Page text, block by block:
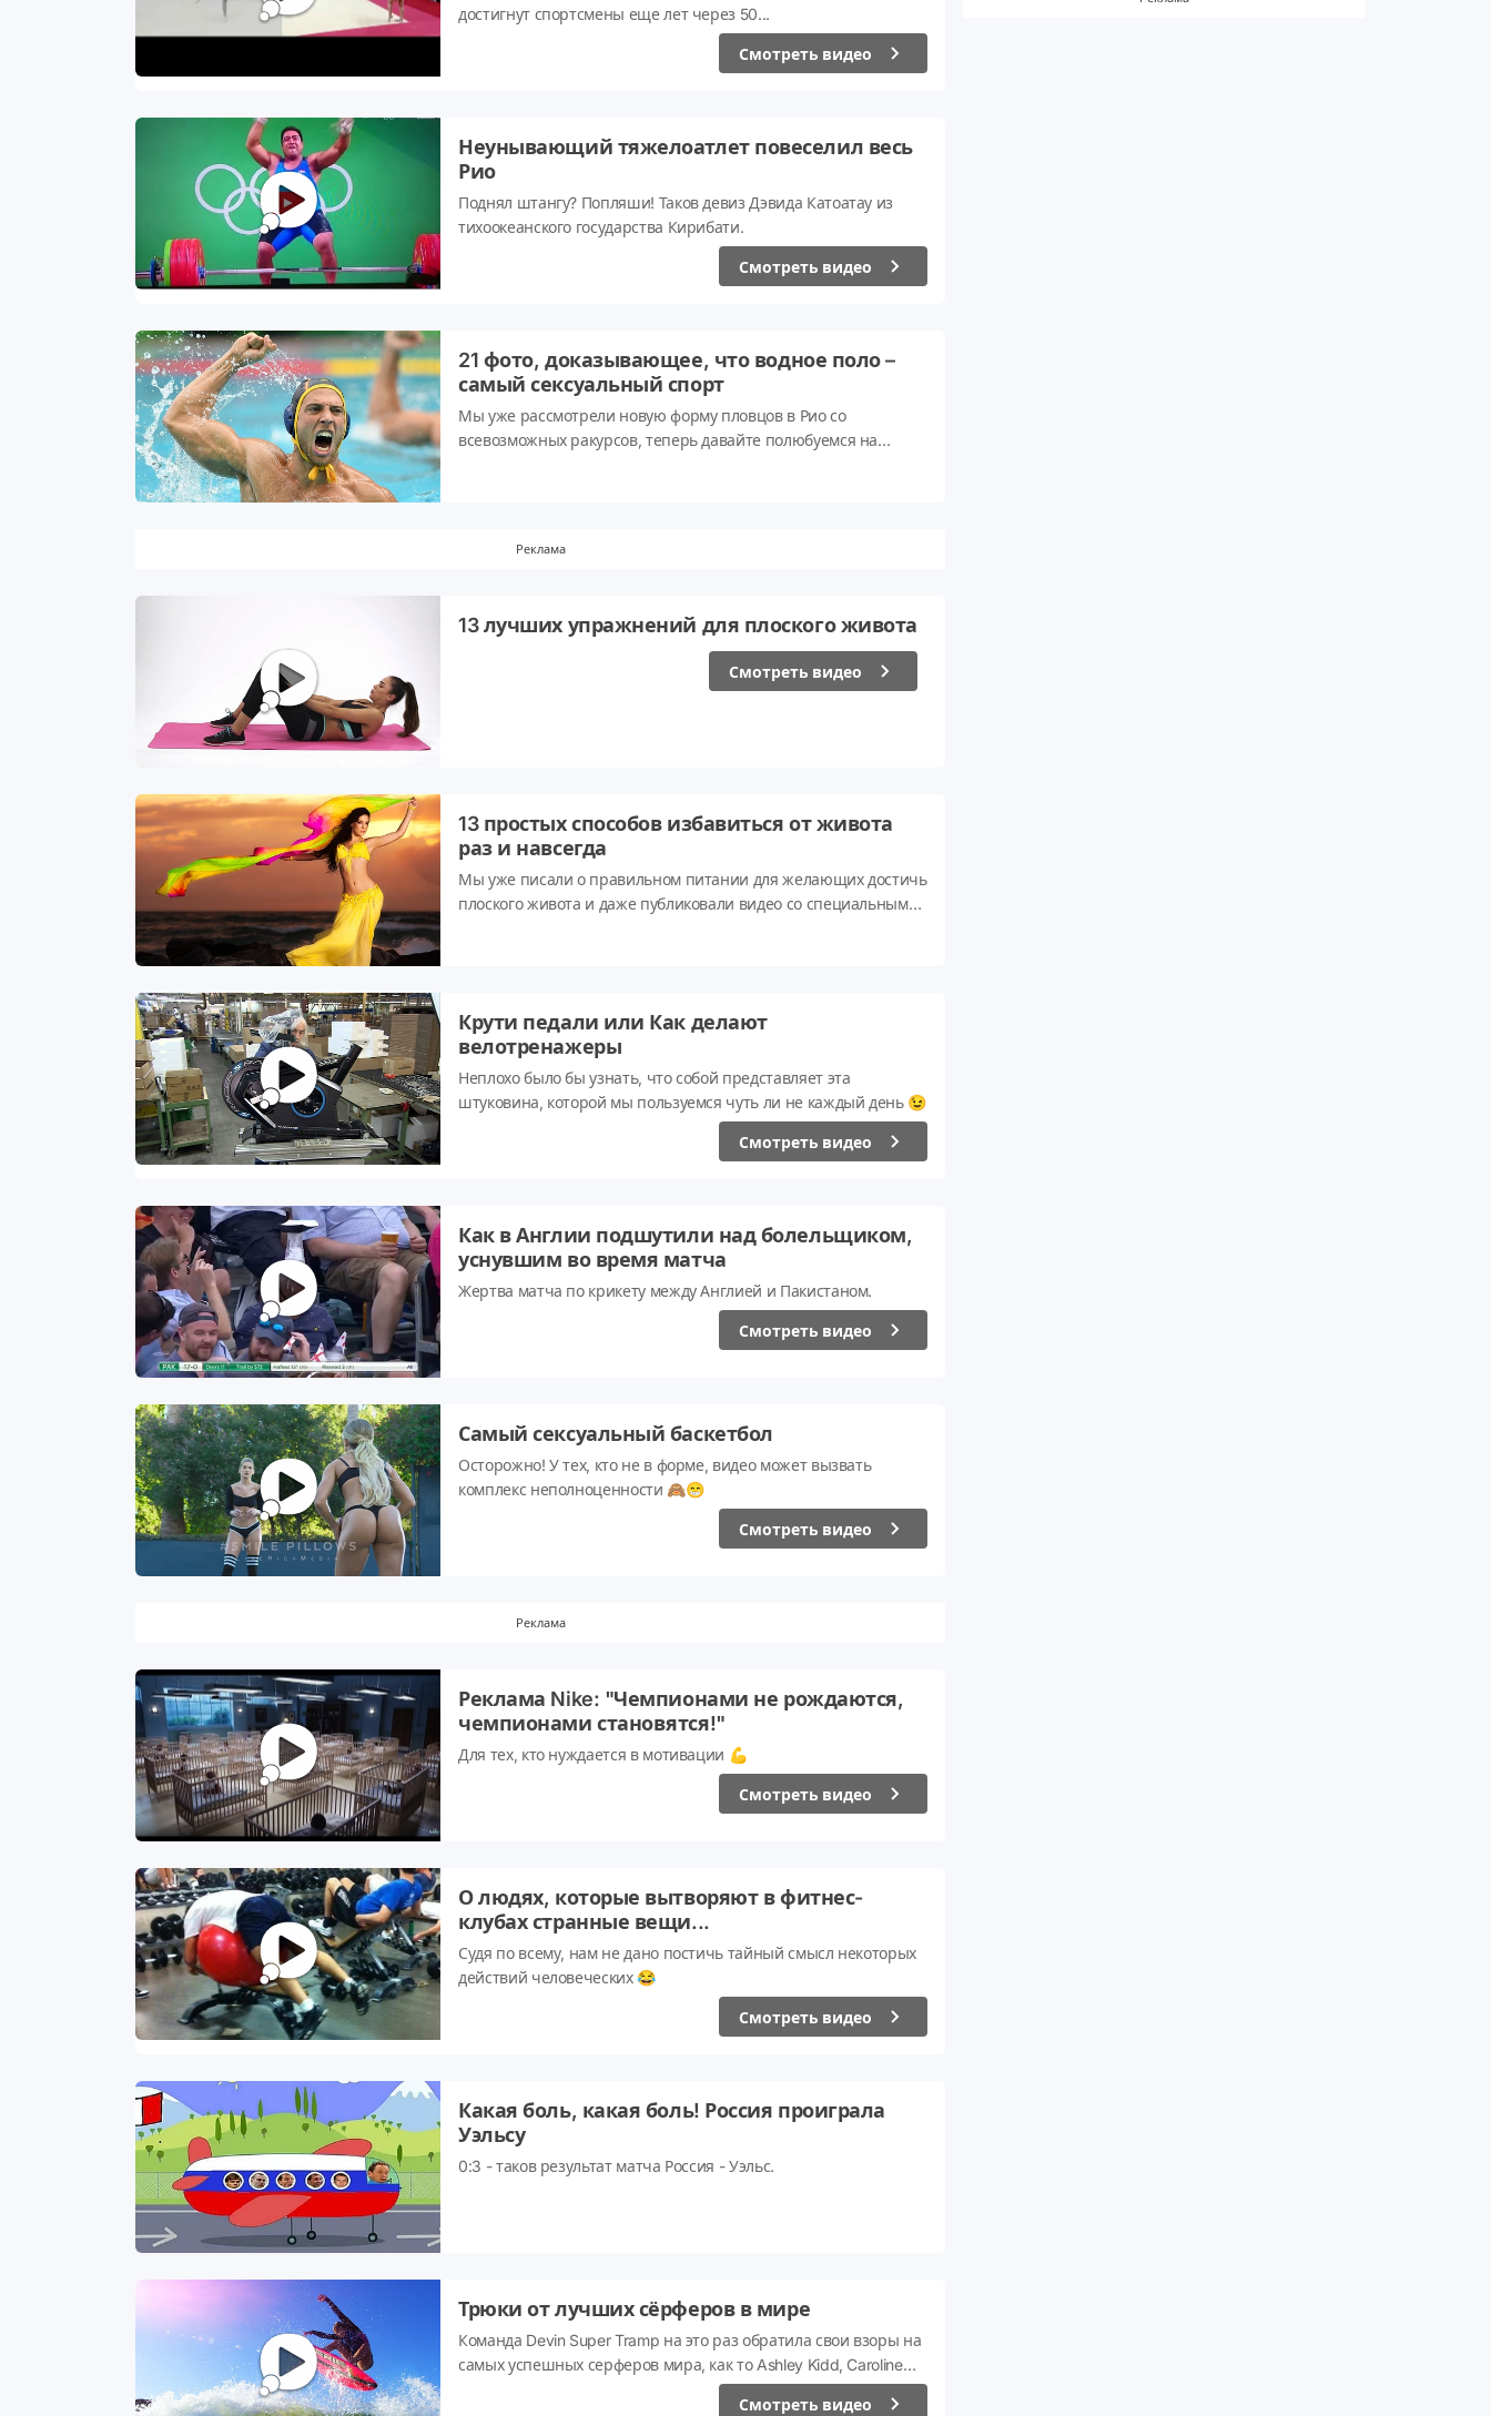
достигнут спортсмены еще лет через 50...
Смотреть видео
Неунывающий тяжелоатлет повеселил весь
Рио
Поднял штангу? Попляши! Таков девиз Дэвида Катоатау из
тихоокеанского государства Кирибати.
Смотреть видео
21 фото, доказывающее, что водное поло –
самый сексуальный спорт
Мы уже рассмотрели новую форму пловцов в Рио со
всевозможных ракурсов, теперь давайте полюбуемся на
Реклама
13 лучших упражнений для плоского живота
Смотреть видео
13 простых способов избавиться от живота
раз и навсегда
Мы уже писали о правильном питании для желающих достичь
плоского живота и даже публиковали видео со специальными
Крути педали или Как делают
велотренажеры
Неплохо было бы узнать, что собой представляет эта
штуковина, которой мы пользуемся чуть ли не каждый день 😉
Смотреть видео
Как в Англии подшутили над болельщиком,
уснувшим во время матча
Жертва матча по крикету между Англией и Пакистаном.
Смотреть видео
Самый сексуальный баскетбол
Осторожно! У тех, кто не в форме, видео может вызвать
комплекс неполноценности 🙈😁
Смотреть видео
Реклама
Реклама Nike: "Чемпионами не рождаются,
чемпионами становятся!"
Для тех, кто нуждается в мотивации 💪
Смотреть видео
О людях, которые вытворяют в фитнес-
клубах странные вещи...
Судя по всему, нам не дано постичь тайный смысл некоторых
действий человеческих 😂
Смотреть видео
Какая боль, какая боль! Россия проиграла
Уэльсу
0:3 - таков результат матча Россия - Уэльс.
Трюки от лучших сёрферов в мире
Команда Devin Super Tramp на это раз обратила свои взоры на
самых успешных серферов мира, как то Ashley Kidd, Caroline
Villeneuve, Keenan Flegel, Sean Cummings и Adam Fields...
Смотреть видео